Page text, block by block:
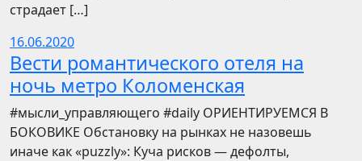
страдает […]
16.06.2020
Вести романтического отеля на
ночь метро Коломенская
​​#мысли_управляющего #daily ОРИЕНТИРУЕМСЯ В
БОКОВИКЕ Обстановку на рынках не назовешь
иначе как «puzzly»: Куча рисков — дефолты,